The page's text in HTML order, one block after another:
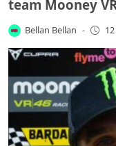
team Mooney
Bellan Bellan -